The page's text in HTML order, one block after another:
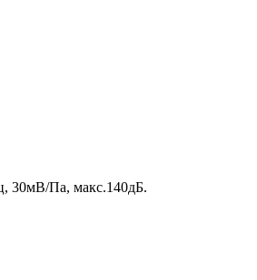
30мВ/Па, макс.140дБ.